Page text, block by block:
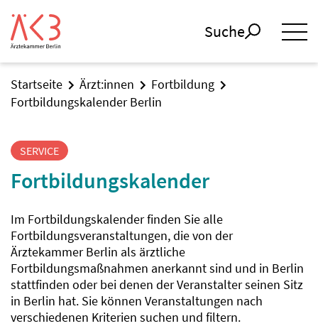
Suche
Startseite Ärzt:innen
Fortbildung
Fortbildungskalender Berlin
SERVICE
Fortbildungskalender
Im Fortbildungskalender finden Sie alle
Fortbildungsveranstaltungen, die von der
Ärztekammer Berlin als ärztliche
Fortbildungsmaßnahmen anerkannt sind und in Berlin
stattfinden oder bei denen der Veranstalter seinen Sitz
in Berlin hat. Sie können Veranstaltungen nach
verschiedenen Kriterien suchen und filtern.